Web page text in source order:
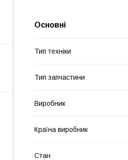
Основні
Тип техніки
Тип запчастини
Виробник
Країна виробник
Стан